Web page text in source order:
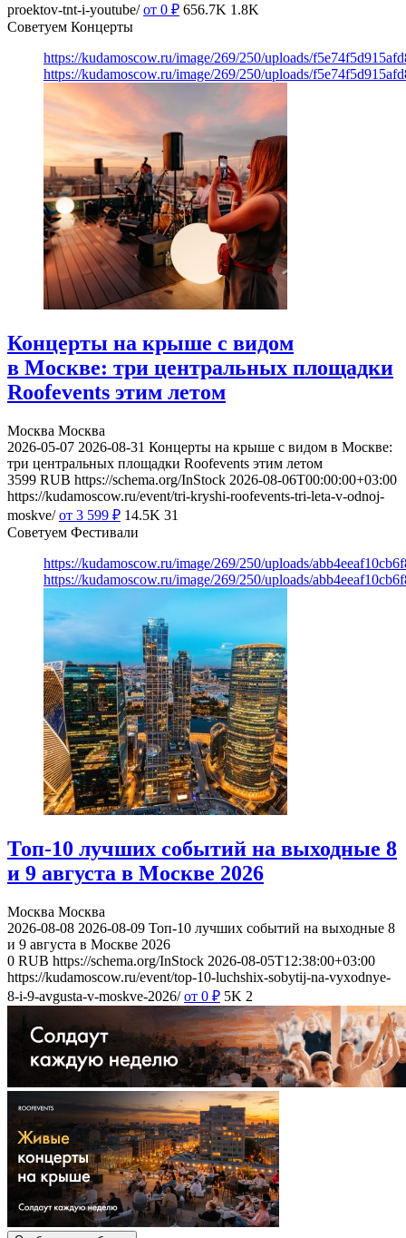
proektov-tnt-i-youtube/ от 0 ₽ 656.7K 1.8K
Советуем Концерты
https://kudamoscow.ru/image/269/250/uploads/
https://kudamoscow.ru/image/269/250/uploads/
Концерты на крыше с видом
в Москве: три центральных площадки
Roofevents этим летом
Москва Москва
2026-05-07 2026-08-31 Концерты на крыше с видом в Москве:
три центральных площадки Roofevents этим летом
3599 RUB https://schema.org/InStock 2026-08-06T00:00:00+03:00
https://kudamoscow.ru/event/tri-kryshi-roofevents-tri-leta-v-odnoj-
moskve/ от 3 599 ₽ 14.5K 31
Советуем Фестивали
https://kudamoscow.ru/image/269/250/uploads/
https://kudamoscow.ru/image/269/250/uploads/
Топ-10 лучших событий на выходные 8
и 9 августа в Москве 2026
Москва Москва
2026-08-08 2026-08-09 Топ-10 лучших событий на выходные 8
и 9 августа в Москве 2026
0 RUB https://schema.org/InStock 2026-08-05T12:38:00+03:00
https://kudamoscow.ru/event/top-10-luchshix-sobytij-na-vyxodnye-
8-i-9-avgusta-v-moskve-2026/ от 0 ₽ 5K 2